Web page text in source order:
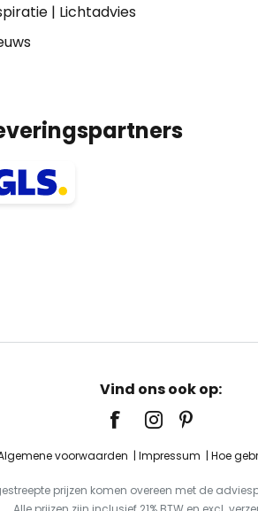
| Lichtadvies
Vind ons ook op:
voorwaarden Impressum Hoe
prijzen komen overeen met de